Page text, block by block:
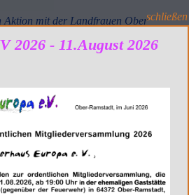
schließen
2026 - 11.August 2026
Aktion mit der Landfrauen Ober
für Kinderheime und
Masuren,...